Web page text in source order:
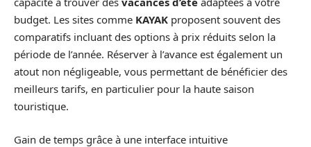
budget. Les sites comme KAYAK proposent souvent des
comparatifs incluant des options à prix réduits selon la
période de l’année. Réserver à l’avance est également un
atout non négligeable, vous permettant de bénéficier des
meilleurs tarifs, en particulier pour la haute saison
touristique.
Gain de temps grâce à une interface intuitive